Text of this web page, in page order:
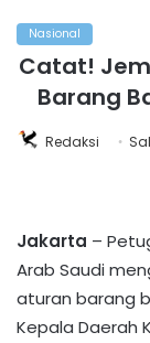
Nasional
Catat!
Barang
Redaksi
Jakarta –
Arab Saudi
aturan barang
Kepala Daerah